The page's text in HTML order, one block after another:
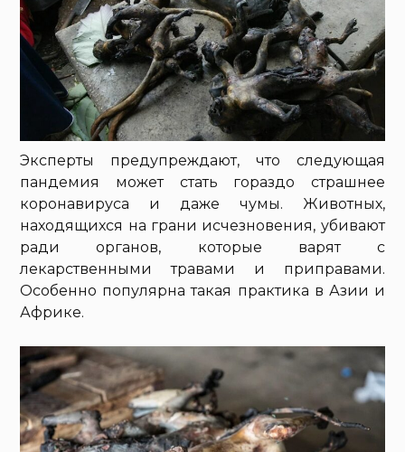
Эксперты предупреждают, что следующая
пандемия может стать гораздо страшнее
коронавируса и даже чумы. Животных,
находящихся на грани исчезновения, убивают
ради органов, которые варят с
лекарственными травами и приправами.
Особенно популярна такая практика в Азии и
Африке.